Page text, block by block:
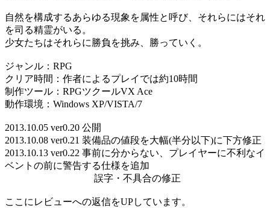
自然を構成するあらゆる現象を属性と呼び、それらにはそれ
を司る精霊がいる。
少女たちはそれらに勝負を挑み、勝っていく。
ジャンル：RPG
クリア時間：作者によるプレイでは約10時間
制作ツール：RPGツクールVX Ace
動作環境：Windows XP/VISTA/7
2013.10.05 ver0.20 公開
2013.10.08 ver0.21 装備品の値段を大幅(半分以下)に下方修正
2013.10.13 ver0.22 事前に分からない、プレイヤーに不利なイ
ベントの前に警告する仕様を追加
誤字・不具合の修正
ここにレビューへの返信をUPしています。